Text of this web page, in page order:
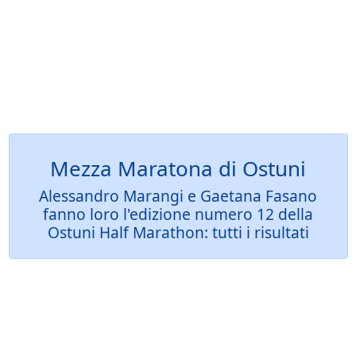
Mezza Maratona di Ostuni
Alessandro Marangi e Gaetana Fasano
fanno loro l'edizione numero 12 della
Ostuni Half Marathon: tutti i risultati